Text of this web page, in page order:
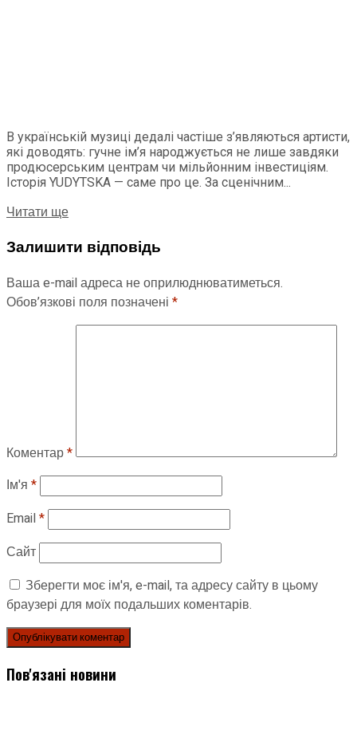
В українській музиці дедалі частіше з’являються артисти,
які доводять: гучне ім’я народжується не лише завдяки
продюсерським центрам чи мільйонним інвестиціям.
Історія YUDYTSKA — саме про це. За сценічним...
Читати ще
Залишити відповідь
Ваша e-mail адреса не оприлюднюватиметься.
Обов’язкові поля позначені *
Коментар*
Ім'я *
Email*
Сайт
Зберегти моє ім'я, e-mail, та адресу сайту в цьому
браузері для моїх подальших коментарів.
Пов'язані новини